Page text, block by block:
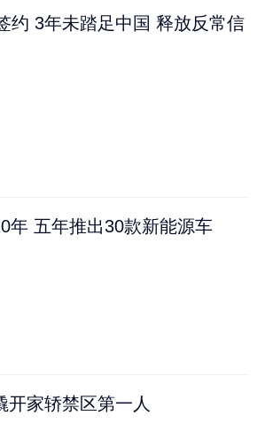
约 3年未踏足中国 释放反常信
年 五年推出30款新能源车
开家轿禁区第一人